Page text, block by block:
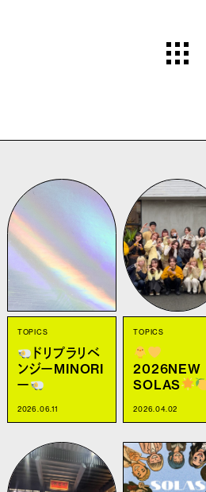
2026.06.11
TOPICS
ドリプラリベ
ンジーMINORI
ー
2026.04.02
TOPICS
2026NEW
SOLAS